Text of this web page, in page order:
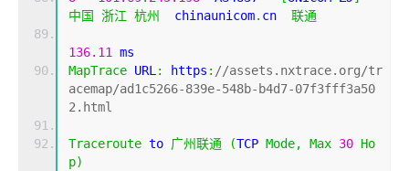
中国
浙江 杭州
  chinaunicom
. cn 联通
136.11
ms
MapTrace URL : https : //assets.nxtrace.org/tr
acemap/ad1c5266-839e-548b-b4d7-07f3fff3a50
2.html
Traceroute to 广州联通 (TCP Mode, Max 30 Ho
p)